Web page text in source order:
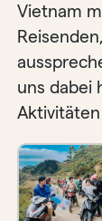
Vietnam
uns dabei